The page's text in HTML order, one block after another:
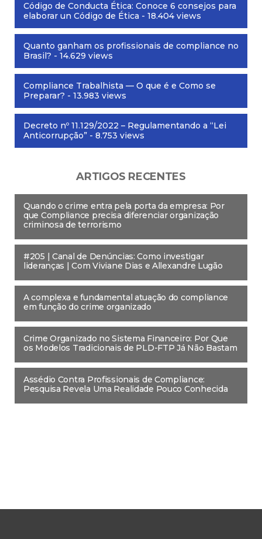
Código de Conducta Ética: Conoce 6 consejos para
elaborar un Código de Ética - 18.404 views
Quanto ganham os profissionais de compliance no
Brasil? - 14.629 views
Compliance Trabalhista — O que é e Como se
Preparar? - 13.983 views
Decreto nº 11.129/2022 – Regulamentando a “Lei
Anticorrupção” - 8.753 views
ARTIGOS RECENTES
Quando o crime entra pela porta da empresa: Por
que Compliance precisa diferenciar organização
criminosa de terrorismo
#205 | Canal de Denúncias: Como investigar
lideranças | Com Viviane Dias e Allexandre Lugão
A complexa e fundamental atuação do compliance
em função do crime organizado
Crime Organizado no Sistema Financeiro: Por Que
os Modelos Tradicionais de PLD-FTP Já Não Bastam
Assédio Contra Profissionais de Compliance:
Pesquisa Revela Uma Realidade Pouco Conhecida